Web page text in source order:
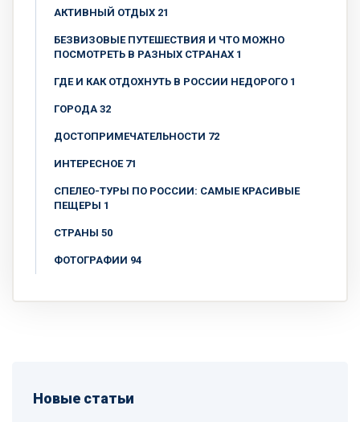
АКТИВНЫЙ ОТДЫХ 21
БЕЗВИЗОВЫЕ ПУТЕШЕСТВИЯ И ЧТО МОЖНО
ПОСМОТРЕТЬ В РАЗНЫХ СТРАНАХ 1
ГДЕ И КАК ОТДОХНУТЬ В РОССИИ НЕДОРОГО 1
ГОРОДА 32
ДОСТОПРИМЕЧАТЕЛЬНОСТИ 72
ИНТЕРЕСНОЕ 71
СПЕЛЕО-ТУРЫ ПО РОССИИ: САМЫЕ КРАСИВЫЕ
ПЕЩЕРЫ 1
СТРАНЫ 50
ФОТОГРАФИИ 94
Новые статьи